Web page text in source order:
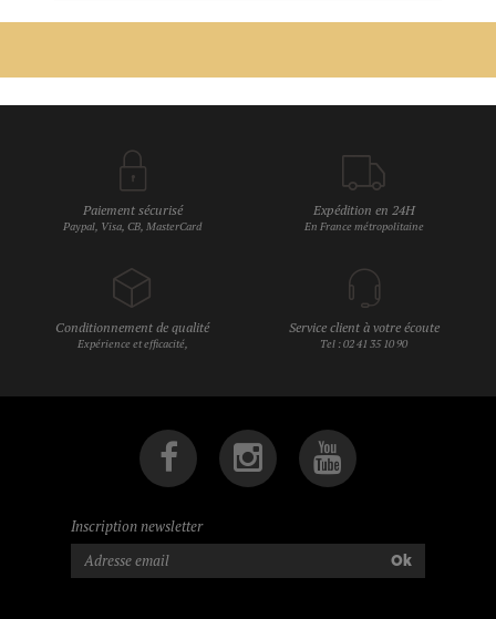
Paiement sécurisé
Paypal, Visa, CB, MasterCard
Expédition en 24H
En France métropolitaine
Conditionnement de qualité
Expérience et efficacité,
Service client à votre écoute
Tel : 02 41 35 10 90
Inscription newsletter
Ok